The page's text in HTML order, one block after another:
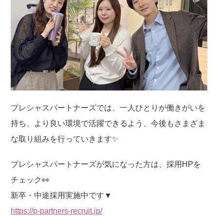
プレシャスパートナーズでは、一人ひとりが働きがいを
持ち、より良い環境で活躍できるよう、今後もさまざま
な取り組みを行っていきます✨
プレシャスパートナーズが気になった方は、採用HPを
チェック👀
新卒・中途採用実施中です▼
https://p-partners-recruit.jp/